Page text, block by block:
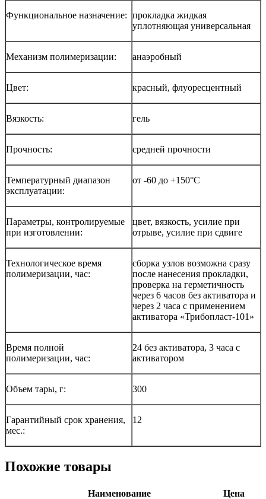
Функциональное назначение: прокладка жидкая
уплотняющая универсальная
Механизм полимеризации: анаэробный
Цвет: красный, флуоресцентный
Вязкость: гель
Прочность: средней прочности
Температурный диапазон
эксплуатации:
от -60 до +150°С
Параметры, контролируемые
при изготовлении:
цвет, вязкость, усилие при
отрыве, усилие при сдвиге
Технологическое время
полимеризации, час:
сборка узлов возможна сразу
после нанесения прокладки,
проверка на герметичность
через 6 часов без активатора и
через 2 часа с применением
активатора «Трибопласт-101»
Время полной
полимеризации, час:
24 без активатора, 3 часа с
активатором
Объем тары, г: 300
Гарантийный срок хранения,
мес.:
12
Похожие товары
Наименование Цена